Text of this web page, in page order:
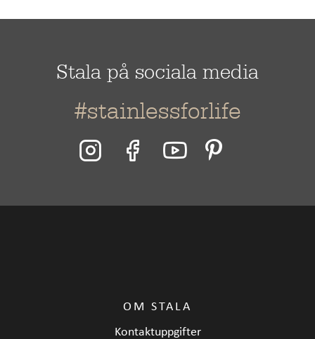
Stala på sociala media
#stainlessforlife
OM STALA
Kontaktuppgifter